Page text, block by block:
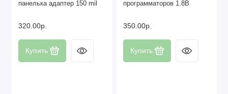
панелька адаптер 150 mil
320.00р.
Купить
программаторов 1.8В
350.00р.
Купить